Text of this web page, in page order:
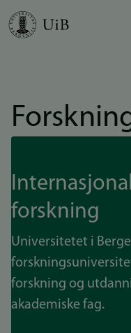
Hopp
forskning
Universitetet i
forskning og
akademiske fag.